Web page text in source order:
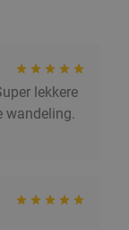
€14
Za
lekkere
wandeling.